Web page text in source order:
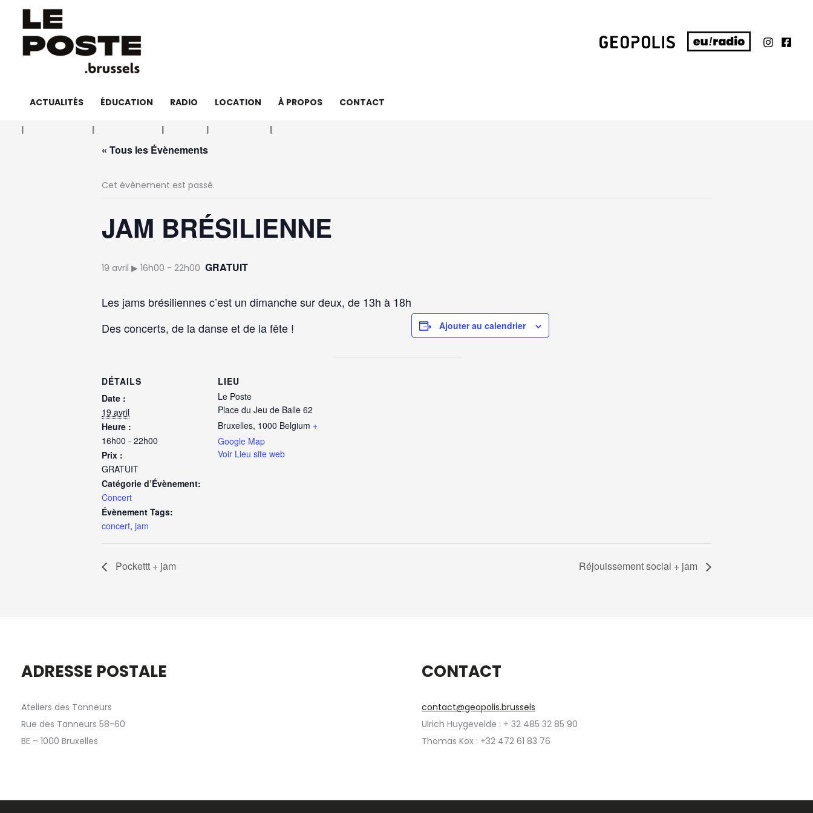
contenu
ACTUALITÉS ÉDUCATION RADIO LOCATION À PROPOS CONTACT
« Tous les Évènements
Cet évènement est passé.
JAM BRÉSILIENNE
19 avril ▶︎ 16h00 - 22h00 GRATUIT
Les jams brésiliennes c’est un dimanche sur deux, de 13h à 18h
Des concerts, de la danse et de la fête !
Ajouter au calendrier
DÉTAILS
Date :
19 avril
Heure :
16h00 - 22h00
Prix :
GRATUIT
Catégorie d’Évènement:
Concert
Évènement Tags:
concert, jam
LIEU
Le Poste
Place du Jeu de Balle 62
Bruxelles, 1000 Belgium +
Google Map
Voir Lieu site web
Pockettt + jam Réjouissement social + jam
ADRESSE POSTALE
Ateliers des Tanneurs
Rue des Tanneurs 58-60
BE – 1000 Bruxelles
CONTACT
contact@geopolis.brussels
Ulrich Huygevelde : + 32 485 32 85 90
Thomas Kox : +32 472 61 83 76